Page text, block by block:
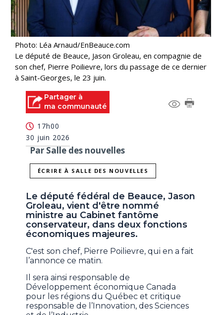
Photo: Léa Arnaud/EnBeauce.com
Le député de Beauce, Jason Groleau, en compagnie de
son chef, Pierre Poilievre, lors du passage de ce dernier
à Saint-Georges, le 23 juin.
Partager à
ma communauté
17h00
30 juin 2026
Par Salle des nouvelles
ÉCRIRE À SALLE DES NOUVELLES
Le député fédéral de Beauce, Jason
Groleau, vient d'être nommé
ministre au Cabinet fantôme
conservateur, dans deux fonctions
économiques majeures.
C'est son chef, Pierre Poilievre, qui en a fait
l’annonce ce matin.
Il sera ainsi responsable de
Développement économique Canada
pour les régions du Québec et critique
responsable de l’Innovation, des Sciences